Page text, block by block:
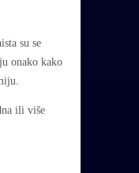
su se
onako kako